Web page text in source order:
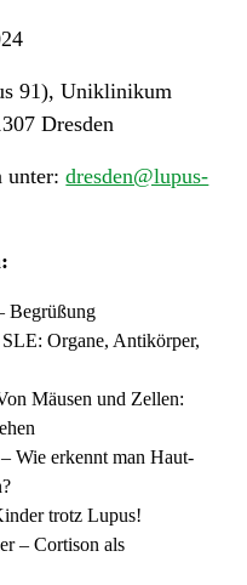
91), Uniklinikum
Dresden
unter:dresden@lupus-
Begrüßung
Organe, Antikörper,
Mäusen und Zellen:
Wie erkennt man Haut-
trotz Lupus!
– Cortison als